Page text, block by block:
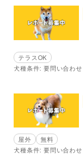
テラスOK
犬種条件: 要問い合わせ
屋外
無料
犬種条件: 要問い合わせ